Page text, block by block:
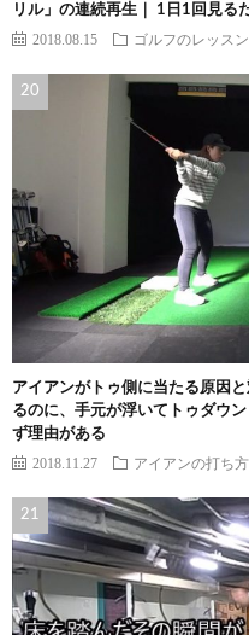
リル」の連続再生｜ 1日1回見る
2018.08.15 ゴルフのレッス
アイアンがトゥ側に当たる原因
るのに、手元が浮いてトゥダウ
ず理由がある
2018.11.27 アイアンの打ち方